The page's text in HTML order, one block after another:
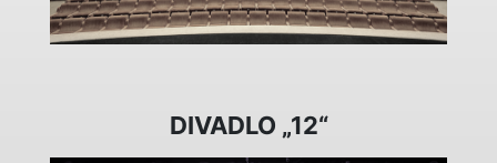
DIVADLO „12“